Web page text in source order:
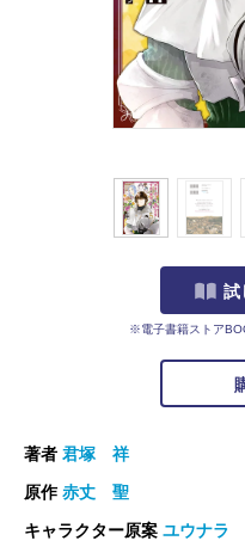
試
※電子書籍ストア
著者 君塚 祥
原作赤丈 聖
キャラクター原案 ユウナラ